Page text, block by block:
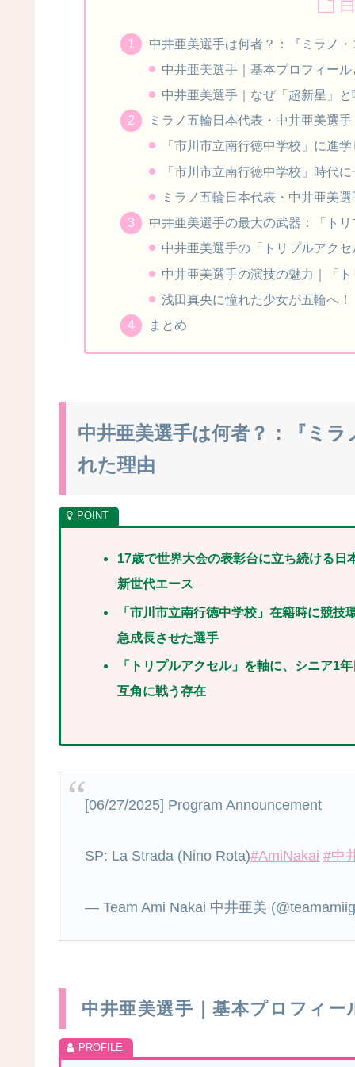
中井亜美選手は何者？：『ミラノ
中井亜美選手｜基本プロフィール
中井亜美選手｜なぜ「超新星」
ミラノ五輪日本代表・中井亜美選
「市川市立南行徳中学校」に進
「市川市立南行徳中学校」時代
ミラノ五輪日本代表・中井亜美
中井亜美選手の最大の武器：「ト
中井亜美選手の「トリプルアク
中井亜美選手の演技の魅力｜「
浅田真央に憧れた少女が五輪へ！
まとめ
中井亜美選手は何者？：『ミ
れた理由
17歳で世界大会の表彰台に立ち続ける日
新世代エース
「市川 市立南行徳中学校」在籍時に競技
急成長させた選手
「トリプルアクセル」を軸に、シニア1
互角に戦う存在
[06/27/2025] Program Announcement
SP: La Strada (Nino Rota)#AmiNakai #中
— Team Ami Nakai 中井亜美
中井亜美選手｜基本プロフィー